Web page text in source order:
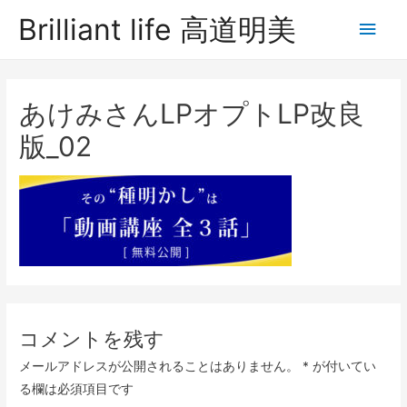
Brilliant life 高道明美
あけみさんLPオプトLP改良
版_02
コメントを残す
メールアドレスが公開されることはありません。 * が付いてい
る欄は必須項目です